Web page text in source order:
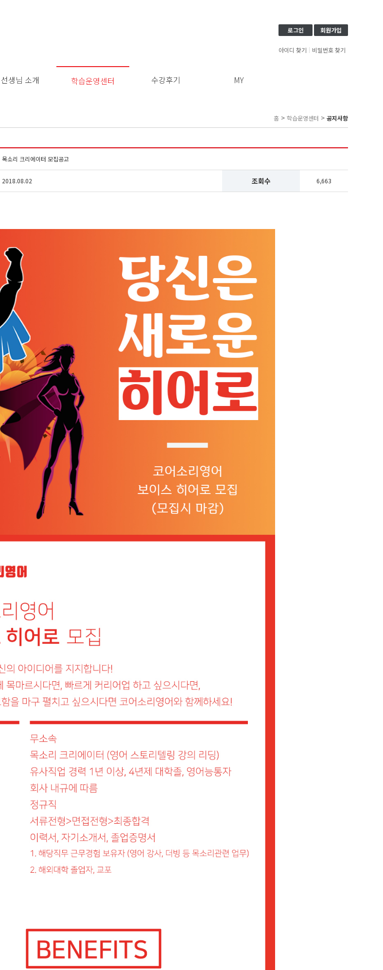
로그인 회원가입
아이디 찾기 비밀번호 찾기
선생님 소개 학습운영센터 수강후기
MY
관
기
인
홈 > 학습운영센터 > 공지사항
목소리 크리에이터 모집공고
2018.08.02 조회수 6,663